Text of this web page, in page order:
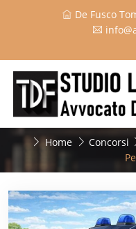
De Fusco
Home Concorsi